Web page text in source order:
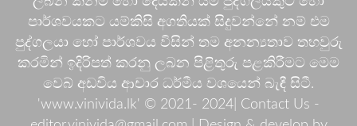
පාර්ශවයකට යම්කිසි අගතියක් සිදුවන්නේ නම් එම
පුද්ගලයා හෝ පාර්ශවය විසින් තම අනන්‍යතාව තහවුරු
කරමින් ඉදිරිපත් කරනු ලබන පිළිතුරු පළකිරීමට මෙම
වෙබ් අඩවිය ආචාර ධර්මීය වශයෙන් බැඳී සිටී.
'www.vinivida.lk' © 2021- 2024| Contact Us -